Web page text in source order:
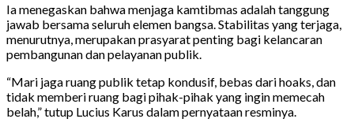
Ia menegaskan bahwa menjaga kamtibmas adalah tanggung
jawab bersama seluruh elemen bangsa. Stabilitas yang terjaga,
menurutnya, merupakan prasyarat penting bagi kelancaran
pembangunan dan pelayanan publik.
“Mari jaga ruang publik tetap kondusif, bebas dari hoaks, dan
tidak memberi ruang bagi pihak-pihak yang ingin memecah
belah,” tutup Lucius Karus dalam pernyataan resminya.